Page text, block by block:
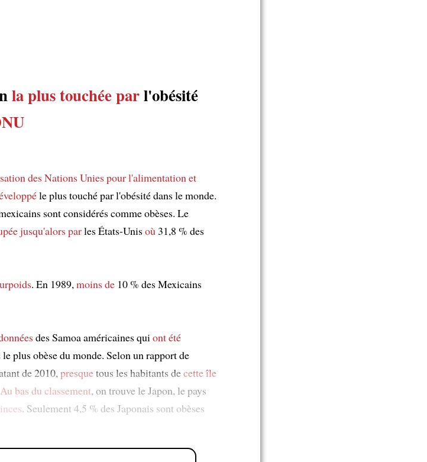
la plus touchée parl'obésité
des Nations Unies pour l'alimentation et
le plus touché par l'obésité dans le monde.
sont considérés comme obèses. Le
jusqu'alors parles États-Unisoù 31,8 % des
. En 1989,moins de 10 % des Mexicains
des Samoa américaines quiont été
plus obèse du monde. Selon un rapport de
de 2010,presquetous les habitants decette île
Au bas du classement, on trouve le Japon, le pays
. Seulement 4,5 % des Japonais sont obèses